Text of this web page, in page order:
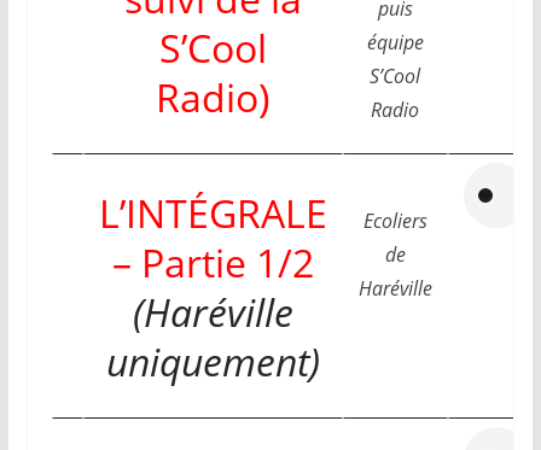
S’Cool
Radio)
puis
équipe
S’Cool
Radio
L’INTÉGRALE
– Partie 1/2
(Haréville
uniquement)
Ecoliers
de
Haréville